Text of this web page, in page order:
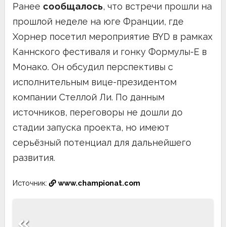
Ранее сообщалось, что встречи прошли на
прошлой неделе на юге Франции, где
Хорнер посетил мероприятие BYD в рамках
Каннского фестиваля и гонку Формулы-E в
Монако. Он обсудил перспективы с
исполнительным вице-президентом
компании Стеллой Ли. По данным
источников, переговоры не дошли до
стадии запуска проекта, но имеют
серьёзный потенциал для дальнейшего
развития.
Источник: www.championat.com